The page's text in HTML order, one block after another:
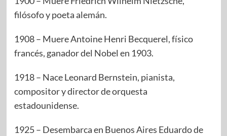
filósofo y poeta alemán.
1908 – Muere Antoine Henri Becquerel, físico
francés, ganador del Nobel en 1903.
1918 – Nace Leonard Bernstein, pianista,
compositor y director de orquesta
estadounidense.
1925 – Desembarca en Buenos Aires Eduardo de